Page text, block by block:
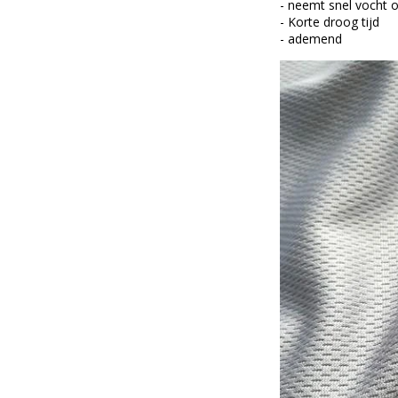
- neemt snel vocht
- Korte droog tijd
- ademend